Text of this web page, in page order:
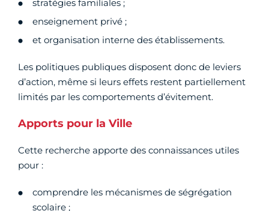
stratégies familiales ;
enseignement privé ;
et organisation interne des établissements.
Les politiques publiques disposent donc de leviers
d’action, même si leurs effets restent partiellement
limités par les comportements d’évitement.
Apports pour la Ville
Cette recherche apporte des connaissances utiles
pour :
comprendre les mécanismes de ségrégation
scolaire ;